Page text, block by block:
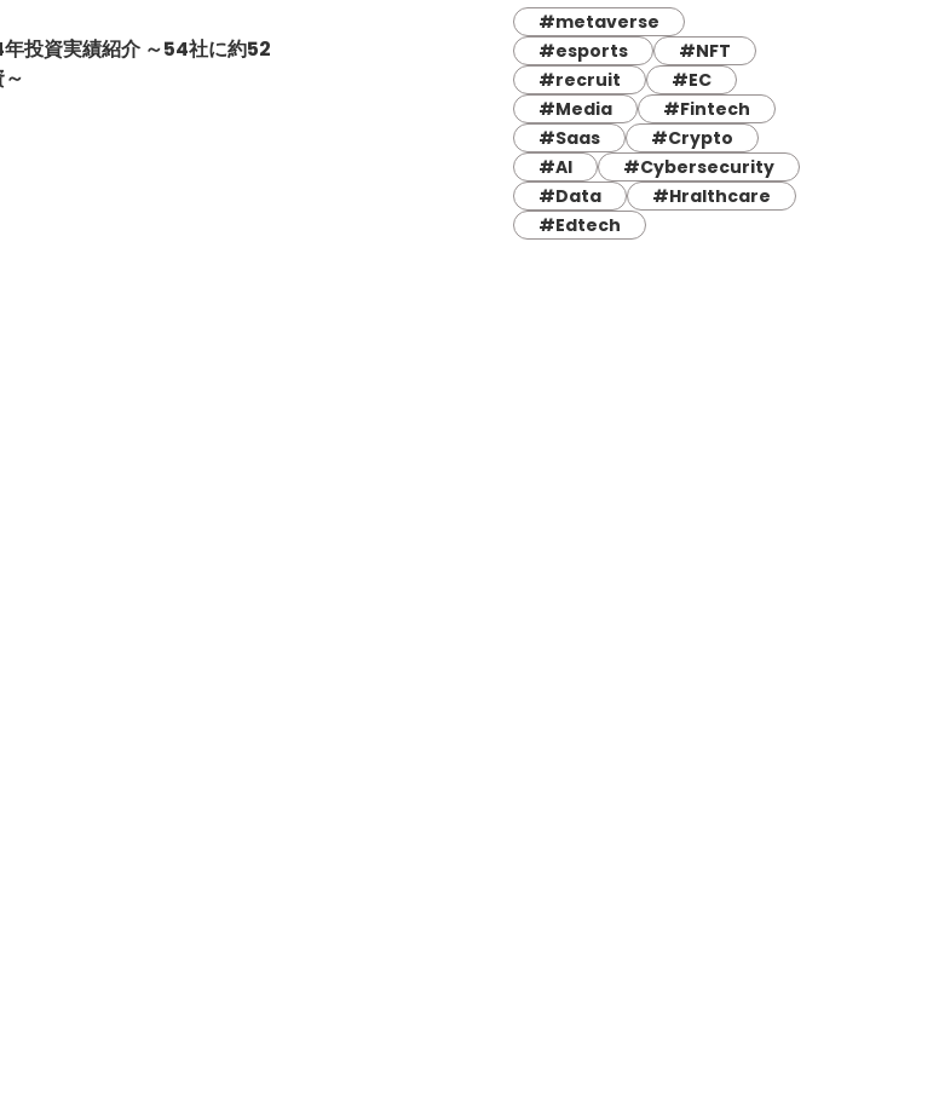
投資実績紹介 ～54社に約52
#metaverse
#esports
#NFT
#recruit
#EC
#Media
#Fintech
#Saas
#Crypto
#AI
#Cybersecurity
#Data
#Hralthcare
#Edtech